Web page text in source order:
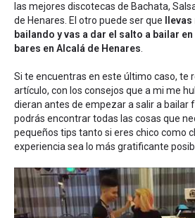
las mejores discotecas de Bachata,
de Henares. El otro puede ser que
bailando y vas a dar el salto a bailar
bares en Alcalá de Henares
Si te encuentras en este último caso, te
artículo, con los consejos que a mi me
dieran antes de empezar a salir a bailar
podrás encontrar todas las cosas que
pequeños tips tanto si eres chico como
experiencia sea lo más gratificante